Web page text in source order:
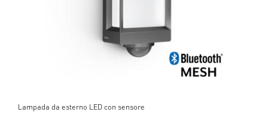
Lampada da esterno LED con sensore